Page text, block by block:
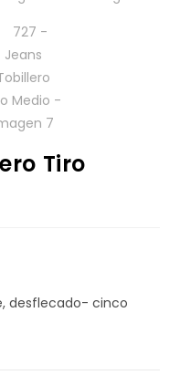
Tiro
desflecado- cinco